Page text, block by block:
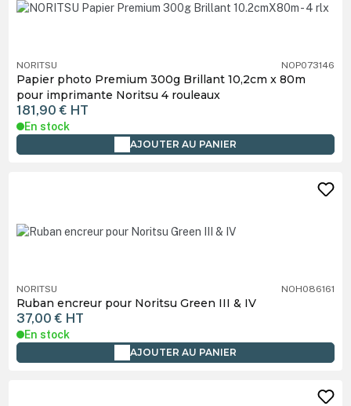
NORITSU NOP073146
Papier photo Premium 300g Brillant 10,2cm x 80m
pour imprimante Noritsu 4 rouleaux
181,90 € HT
En stock
AJOUTER AU PANIER
NORITSU NOH086161
Ruban encreur pour Noritsu Green III & IV
37,00 € HT
En stock
AJOUTER AU PANIER